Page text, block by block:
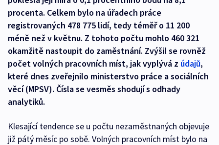
procenta. Celkem bylo na úřadech práce
registrovaných 478 775 lidí, tedy téměř o 11 200
méně než v květnu. Z tohoto počtu mohlo 460 321
okamžitě nastoupit do zaměstnání. Zvýšil se rovněž
počet volných pracovních míst, jak vyplývá z údajů,
které dnes zveřejnilo ministerstvo práce a sociálních
věcí (MPSV). Čísla se vesměs shodují s odhady
analytiků.
Klesající tendence se u počtu nezaměstnaných objevuje
již pátý měsíc po sobě. Volných pracovních míst bylo na